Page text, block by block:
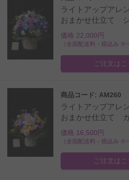
ライトアップアレ
おまかせ仕立て シ
価格 22,000円
（全国配送料・税込み ※
ご注文はこ
商品コード: AM260
ライトアップアレ
おまかせ仕立て カ
価格 16,500円
（全国配送料・税込み ※
ご注文はこ